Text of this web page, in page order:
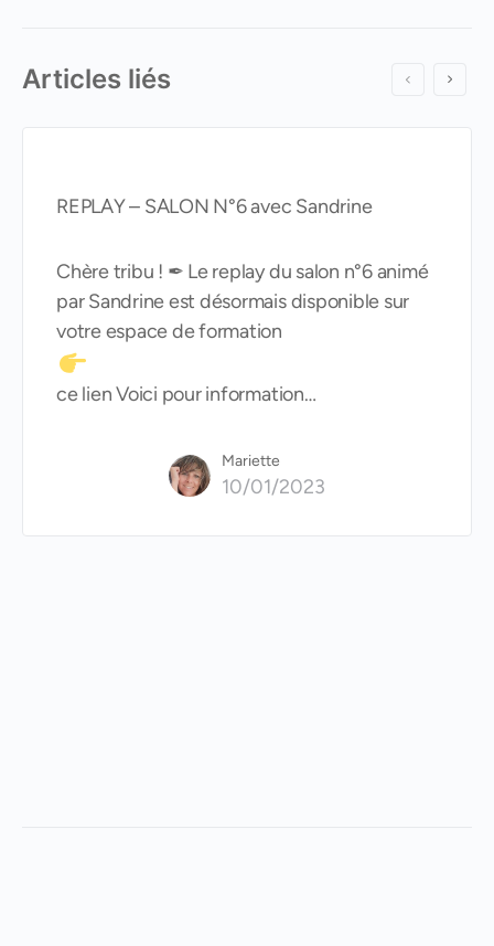
Articles liés
REPLAY – SALON N°6 avec Sandrine
Chère tribu ! ✒ Le replay du salon n°6 animé
par Sandrine est désormais disponible sur
votre espace de formation
ce lien Voici pour information…
Mariette
10/01/2023